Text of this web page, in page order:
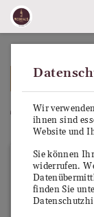
ZURÜCK ZUR
Tequila
Wir
ihnen sind
Website und
Sie können
widerrufen.
finden Sie